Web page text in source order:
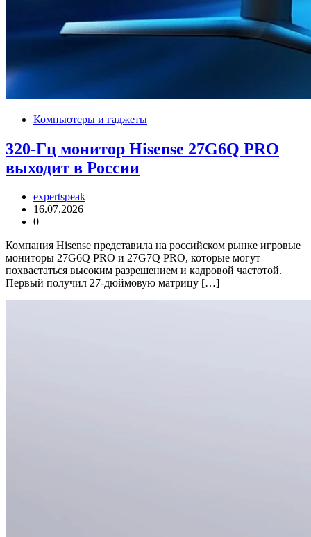
Компьютеры и гаджеты
320-Гц монитор Hisense 27G6Q PRO
выходит в России
expertspeak
16.07.2026
0
Компания Hisense представила на российском рынке игровые
мониторы 27G6Q PRO и 27G7Q PRO, которые могут
похвастаться высоким разрешением и кадровой частотой.
Первый получил 27-дюймовую матрицу […]